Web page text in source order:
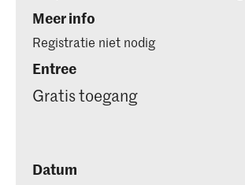
Meer info
Registratie niet nodig
Entree
Gratis toegang
Datum